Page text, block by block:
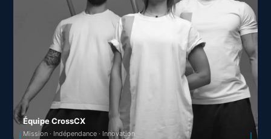
Équipe CrossCX
Mission · Indépendance · Innovation